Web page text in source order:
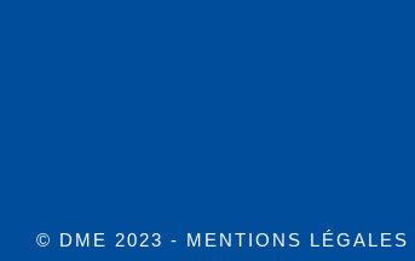
© DME 2023 - MENTIONS LÉGALES